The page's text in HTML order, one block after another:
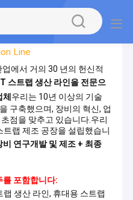
어
Line
업에서 거의 30 년의 헌신적
스트랩 생산 라인을 전문으
우리는 10년 이상의 기술
구축했으며, 장비의 혁신, 업
점을 맞추고 있습니다.우리
랩 제조 공장을 설립했습니
비 연구개발 및 제조 + 최종
를 포함합니다:
랩 생산 라인, 휴대용 스트랩